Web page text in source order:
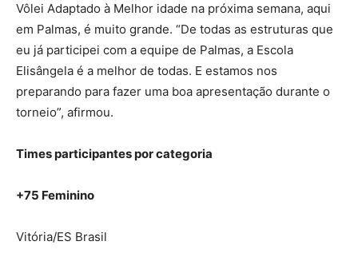
Vôlei Adaptado à Melhor idade na próxima semana, aqui
em Palmas, é muito grande. “De todas as estruturas que
eu já participei com a equipe de Palmas, a Escola
Elisângela é a melhor de todas. E estamos nos
preparando para fazer uma boa apresentação durante o
torneio”, afirmou.
Times participantes por categoria
+75 Feminino
Vitória/ES Brasil